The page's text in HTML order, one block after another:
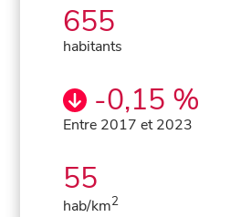
655
habitants
-0,15 %
Entre 2017 et 2023
55
hab/km2